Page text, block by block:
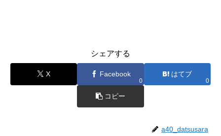
シェアする
X Facebook
0
はてブ
0
コピー
a40_datsusara